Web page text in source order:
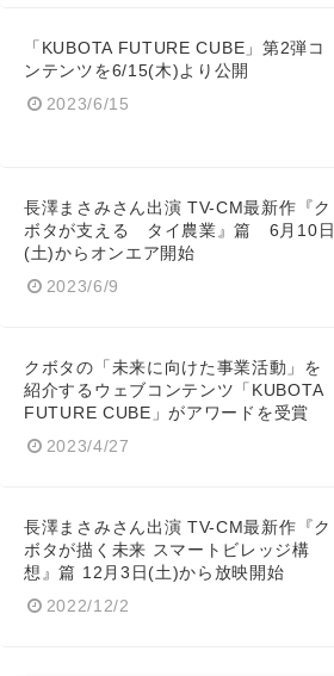
「KUBOTA FUTURE CUBE」第2弾コ
ンテンツを6/15(木)より公開
2023/6/15
長澤まさみさん出演 TV-CM最新作『ク
ボタが支える タイ農業』篇 6月10日
(土)からオンエア開始
2023/6/9
クボタの「未来に向けた事業活動」を
紹介するウェブコンテンツ「KUBOTA
FUTURE CUBE」がアワードを受賞
2023/4/27
長澤まさみさん出演 TV-CM最新作『ク
ボタが描く未来 スマートビレッジ構
想』篇 12月3日(土)から放映開始
2022/12/2